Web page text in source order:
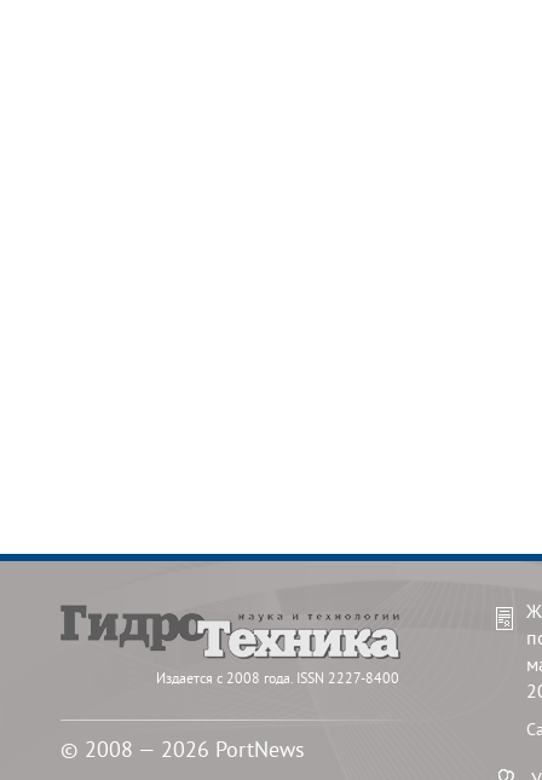
Издается с 2008 года. ISSN 2227-8400
© 2008 — 2026 PortNews